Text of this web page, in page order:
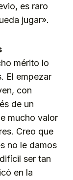
es raro
jugar».
mérito lo
El empezar
con
de un
mucho valor
Creo que
no le damos
ser tan
en la